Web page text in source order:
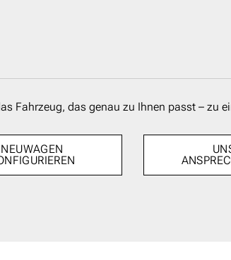
Fahrzeug, das genau zu Ihnen passt – zu
NEUWAGEN